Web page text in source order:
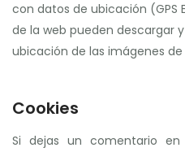
con datos de ubicación (GPS
de la web pueden descargar
ubicación de las imágenes de
Cookies
Si dejas un comentario